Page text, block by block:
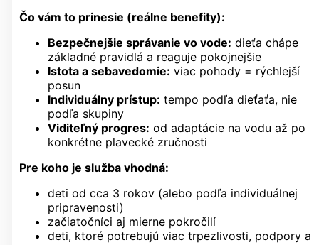
Čo vám to prinesie (reálne benefity):
Bezpečnejšie správanie vo vode: dieťa chápe
základné pravidlá a reaguje pokojnejšie
Istota a sebavedomie: viac pohody = rýchlejší
posun
Individuálny prístup: tempo podľa dieťaťa, nie
podľa skupiny
Viditeľný progres: od adaptácie na vodu až po
konkrétne plavecké zručnosti
Pre koho je služba vhodná:
deti od cca 3 rokov (alebo podľa individuálnej
pripravenosti)
začiatočníci aj mierne pokročilí
deti, ktoré potrebujú viac trpezlivosti, podpory a